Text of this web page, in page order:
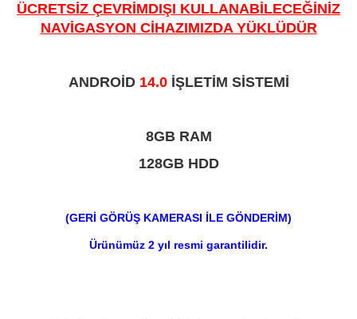
ÜCRETSİZ ÇEVRİMDIŞI KULLANABİLECEĞİNİZ
NAVİGASYON CİHAZIMIZDA YÜKLÜDÜR
ANDROİD 14.0İŞLETİM SİSTEMİ
8GB RAM
128GB HDD
(GERİ GÖRÜŞ KAMERASI İLE GÖNDERİM)
Ürünümüz 2 yıl resmi garantilidir.